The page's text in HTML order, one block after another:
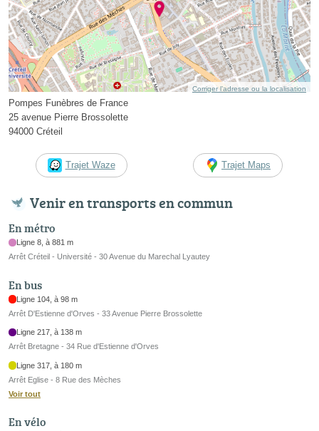
Corriger l’adresse ou la localisation
Pompes Funèbres de France
25 avenue Pierre Brossolette
94000 Créteil
Trajet Waze Trajet Maps
Venir en transports en commun
En métro
Ligne 8, à 881 m
Arrêt Créteil - Université - 30 Avenue du Marechal Lyautey
En bus
Ligne 104, à 98 m
Arrêt D'Estienne d'Orves - 33 Avenue Pierre Brossolette
Ligne 217, à 138 m
Arrêt Bretagne - 34 Rue d'Estienne d'Orves
Ligne 317, à 180 m
Arrêt Eglise - 8 Rue des Mèches
Voir tout
En vélo